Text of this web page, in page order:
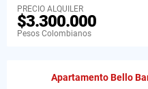
PRECIO ALQUILER
$3.300.000
Pesos Colombianos
Apartamento Bello